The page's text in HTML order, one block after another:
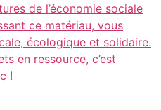
de l’économie sociale
ce matériau, vous
écologique et solidaire.
en ressource, c’est
!